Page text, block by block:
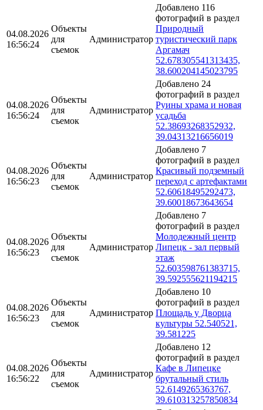
04.08.2026
16:56:24
Объекты
для
съемок
Администратор
Добавлено 116
фотографий в раздел
Природный
туристический парк
Аргамач
52.678305541313435,
38.600204145023795
04.08.2026
16:56:24
Объекты
для
съемок
Администратор
Добавлено 24
фотографий в раздел
Руины храма и новая
усадьба
52.38693268352932,
39.04313216656019
04.08.2026
16:56:23
Объекты
для
съемок
Администратор
Добавлено 7
фотографий в раздел
Красивый подземный
переход с артефактами
52.60618495292473,
39.60018673643654
04.08.2026
16:56:23
Объекты
для
съемок
Администратор
Добавлено 7
фотографий в раздел
Молодежный центр
Липецк - зал первый
этаж
52.603598761383715,
39.592555621194215
04.08.2026
16:56:23
Объекты
для
съемок
Администратор
Добавлено 10
фотографий в раздел
Площадь у Дворца
культуры 52.540521,
39.581225
04.08.2026
16:56:22
Объекты
для
съемок
Администратор
Добавлено 12
фотографий в раздел
Кафе в Липецке
брутальный стиль
52.6149265363767,
39.610313257850834